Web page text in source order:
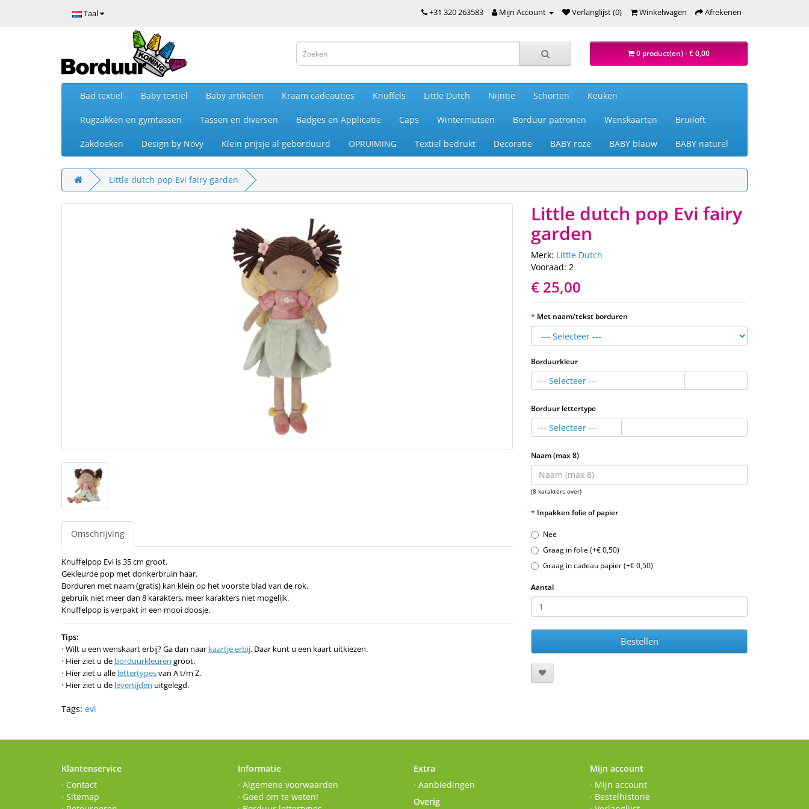
Taal +31 320 263583 Mijn Account Verlanglijst (0) Winkelwagen Afrekenen
0 product(en) - € 0,00
Bad textiel Baby textiel Baby artikelen Kraam cadeautjes Knuffels Little Dutch Nijntje Schorten Keuken
Rugzakken en gymtassen Tassen en diversen Badges en Applicatie Caps Wintermutsen Borduur patronen Wenskaarten Bruiloft
Zakdoeken Design by Növy Klein prijsje al geborduurd OPRUIMING Textiel bedrukt Decoratie BABY roze BABY blauw BABY naturel
Little dutch pop Evi fairy garden
Omschrijving
Knuffelpop Evi is 35 cm groot.
Gekleurde pop met donkerbruin haar.
Borduren met naam (gratis) kan klein op het voorste blad van de rok.
gebruik niet meer dan 8 karakters, meer karakters niet mogelijk.
Knuffelpop is verpakt in een mooi doosje.
Tips:
Wilt u een wenskaart erbij? Ga dan naar kaartje erbij. Daar kunt u een kaart uitkiezen.
Hier ziet u de borduurkleuren groot.
Hier ziet u alle lettertypesvan A t/m Z.
Hier ziet u de levertijden uitgelegd.
Little dutch pop Evi fairy
garden
Merk: Little Dutch
Vooraad: 2
€ 25,00
Met naam/tekst borduren
Borduurkleur
--- Selecteer ---
Borduur lettertype
--- Selecteer ---
Naam (max 8)
(8 karakters over)
Inpakken folie of papier
Nee
Graag in folie (+€ 0,50)
Graag in cadeau papier (+€ 0,50)
Aantal
Bestellen
Tags: evi
Klantenservice
· Contact
· Sitemap
Informatie
· Algemene voorwaarden
· Goed om te weten!
Extra
· Aanbiedingen
Overig
Mijn account
· Mijn account
· Bestelhistorie